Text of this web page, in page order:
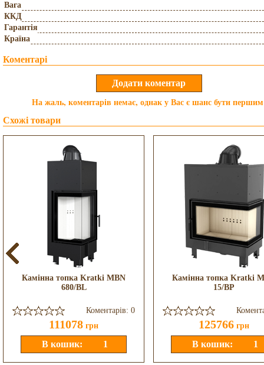
Вага
ККД
Гарантія
Країна
Коментарі
На жаль, коментарів немає, однак у Вас є шанс бути
Схожі товари
Камінна топка Kratki MBN
680/BL
Коментарів: 0
111078 грн
Камінна топка Kratki
15/BP
125766 грн